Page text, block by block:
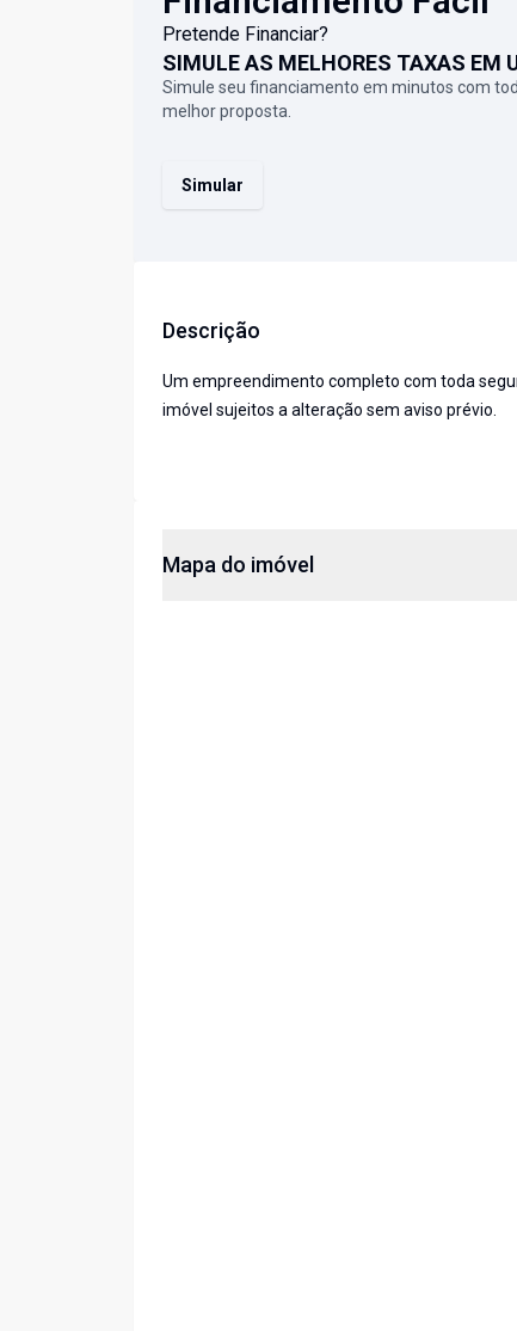
Pretende Financiar?
SIMULE AS MELHORES TAXAS EM
Simule seu financiamento em minutos com
melhor proposta.
Simular
Descrição
Um empreendimento completo com toda
imóvel sujeitos a alteração sem aviso prévio.
Mapa do imóvel